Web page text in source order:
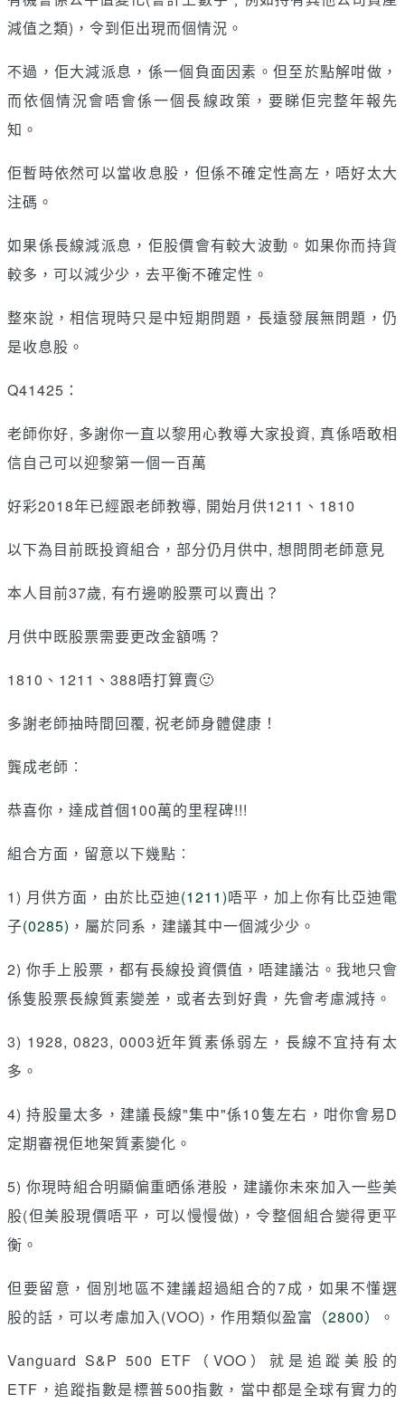
減值之類)，令到佢出現而個情況。
不過，佢大減派息，係一個負面因素。但至於點解咁做，
而依個情況會唔會係一個長線政策，要睇佢完整年報先
知。
佢暫時依然可以當收息股，但係不確定性高左，唔好太大
注碼。
如果係長線減派息，佢股價會有較大波動。如果你而持貨
較多，可以減少少，去平衡不確定性。
整來說，相信現時只是中短期問題，長遠發展無問題，仍
是收息股。
Q41425：
老師你好, 多謝你一直以黎用心教導大家投資, 真係唔敢相
信自己可以迎黎第一個一百萬
好彩2018年已經跟老師教導, 開始月供1211、1810
以下為目前既投資組合，部分仍月供中, 想問問老師意見
本人目前37歲, 有冇邊啲股票可以賣出？
月供中既股票需要更改金額嗎？
1810、1211、388唔打算賣🙂
多謝老師抽時間回覆, 祝老師身體健康！
龔成老師︰
恭喜你，達成首個100萬的里程碑!!!
組合方面，留意以下幾點︰
1) 月供方面，由於比亞迪(1211)唔平，加上你有比亞迪電
子(0285) ，屬於同系，建議其中一個減少少。
2) 你手上股票，都有長線投資價值，唔建議沽。我地只會
係隻股票長線質素變差，或者去到好貴，先會考慮減持。
3) 1928, 0823, 0003近年質素係弱左，長線不宜持有太
多。
4) 持股量太多，建議長線"集中"係10隻左右，咁你會易D
定期審視佢地架質素變化。
5) 你現時組合明顯偏重晒係港股，建議你未來加入一些美
股(但美股現價唔平，可以慢慢做)，令整個組合變得更平
衡。
但要留意，個別地區不建議超過組合的7成，如果不懂選
股的話，可以考慮加入(VOO)，作用類似盈富 （2800） 。
Vanguard S&P 500 ETF（VOO）就是追蹤美股的
ETF，追蹤指數是標普500指數，當中都是全球有實力的